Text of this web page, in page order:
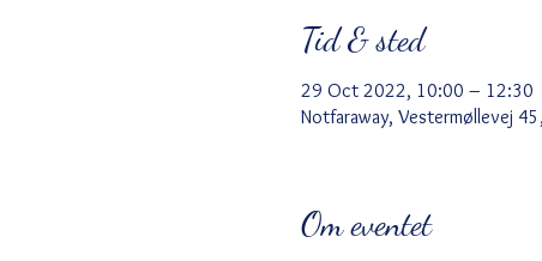
Tid & sted
29 Oct 2022, 10:00 – 12:30
Notfaraway, Vestermøllevej
Om eventet